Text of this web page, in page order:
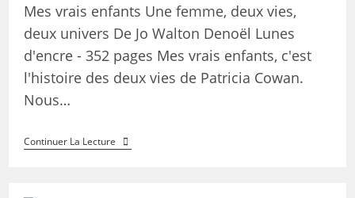
Mes vrais enfants Une femme, deux vies,
deux univers De Jo Walton Denoël Lunes
d'encre - 352 pages Mes vrais enfants, c'est
l'histoire des deux vies de Patricia Cowan.
Nous…
Continuer La Lecture